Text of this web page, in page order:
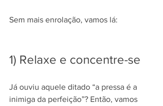
Sem mais enrolação, vamos lá:
1) Relaxe e concentre-se
Já ouviu aquele ditado “a pressa é a
inimiga da perfeição”? Então, vamos